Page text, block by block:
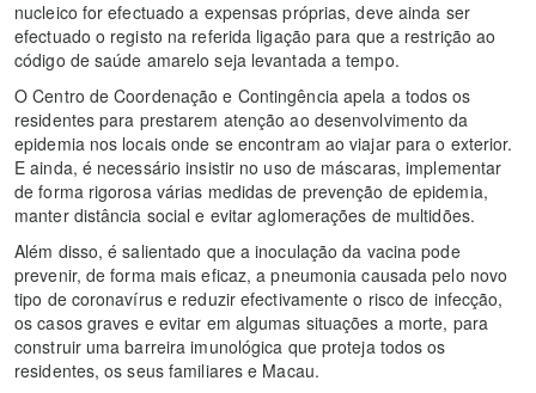
nucleico for efectuado a expensas próprias, deve ainda ser
efectuado o registo na referida ligação para que a restrição ao
código de saúde amarelo seja levantada a tempo.
O Centro de Coordenação e Contingência apela a todos os
residentes para prestarem atenção ao desenvolvimento da
epidemia nos locais onde se encontram ao viajar para o exterior.
E ainda, é necessário insistir no uso de máscaras, implementar
de forma rigorosa várias medidas de prevenção de epidemia,
manter distância social e evitar aglomerações de multidões.
Além disso, é salientado que a inoculação da vacina pode
prevenir, de forma mais eficaz, a pneumonia causada pelo novo
tipo de coronavírus e reduzir efectivamente o risco de infecção,
os casos graves e evitar em algumas situações a morte, para
construir uma barreira imunológica que proteja todos os
residentes, os seus familiares e Macau.